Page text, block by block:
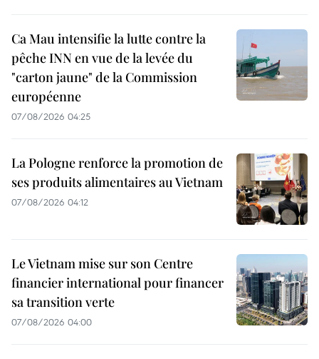
Ca Mau intensifie la lutte contre la
pêche INN en vue de la levée du
"carton jaune" de la Commission
européenne
07/08/2026 04:25
La Pologne renforce la promotion de
ses produits alimentaires au Vietnam
07/08/2026 04:12
Le Vietnam mise sur son Centre
financier international pour financer
sa transition verte
07/08/2026 04:00